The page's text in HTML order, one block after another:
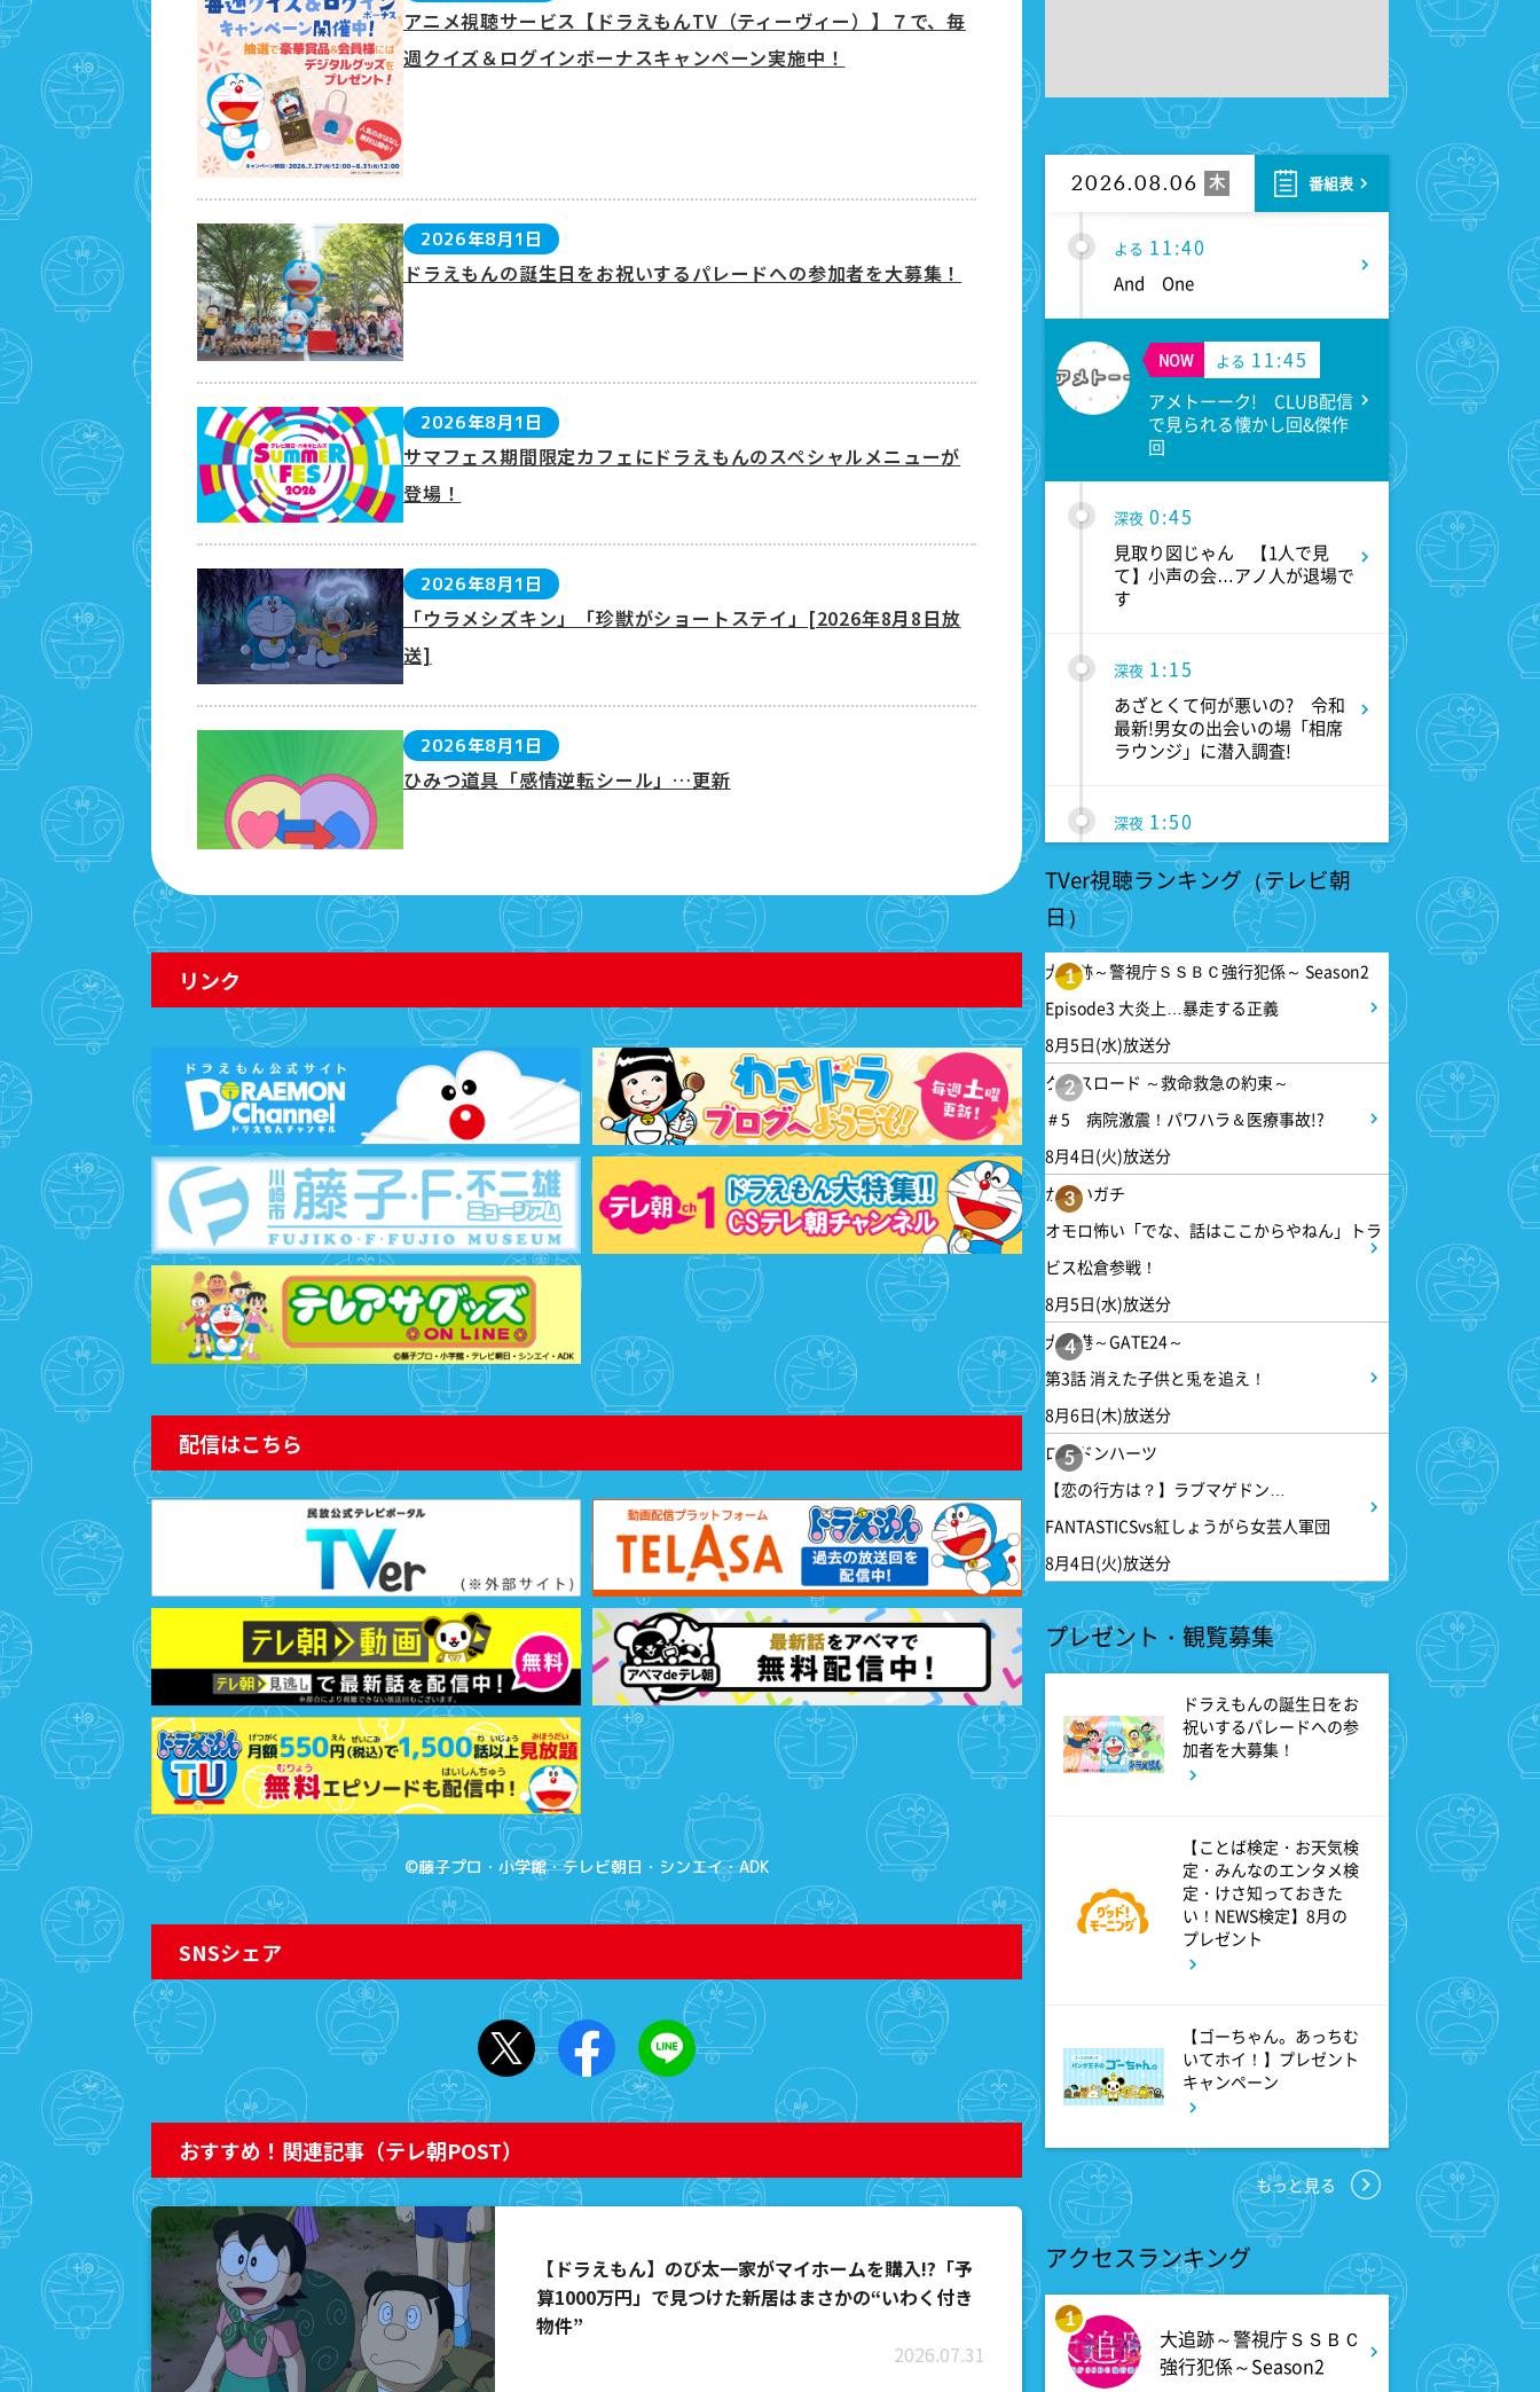
アニメ視聴サービス【ドラえもんTV（ティーヴィー）】７で、毎
週クイズ＆ログインボーナスキャンペーン実施中！
2026年8月1日
ドラえもんの誕生日をお祝いするパレードへの参加者を大募集！
2026年8月1日
サマフェス期間限定カフェにドラえもんのスペシャルメニューが
登場！
2026年8月1日
「ウラメシズキン」「珍獣がショートステイ」[2026年8月8日放
送]
2026年8月1日
ひみつ道具「感情逆転シール」…更新
今週から『ヒヤッと月間』がスタート！ プレゼント応募の詳細は
こちら
2026年7月25日
２０２７年春公開の映画ドラえもんシリーズ最新作は、『映画ド
ラえもん のび太の蒸気（じょうき）時間車』に決定！！
2026年7月25日
「大爆笑（ばくしょう）！？ヘンテコな肝（きも）だめし」「と
りよせバッグ」[2026年8月1日放送]
2026年7月18日
いよいよ本日開幕！ 『テレビ朝日・六本木ヒルズ ＳＵＭＭＥＲ
FES』のドラえもんエリアに遊びに来てね！
2026年7月18日
アニメ視聴サービス【ドラえもんTV（ティーヴィー）】７月のク
イズキャンペーン実施中！
2026年7月18日
タート！
2026年7月18日
「気まぐれカレンダー」「手にとり望遠鏡」[2026年7月25日放
送]
2026年7月18日
ひみつ道具「取捨選択機」…更新
リンク
配信はこちら
©藤子プロ・小学館・テレビ朝日・シンエイ・ADK
SNSシェア
おすすめ！関連記事（テレ朝POST）
【ドラえもん】のび太一家がマイホームを購入!?「予
算1000万円」で見つけた新居はまさかの“いわく付き
物件”
2026.07.31
2026.08.06 木 番組表
11:10
熱闘甲子園 涙は、強さにな
る。
よる 11:40
And One
NOW よる 11:45
アメトーーク! CLUB配信
で見られる懐かし回&傑作
回
深夜 0:45
見取り図じゃん 【1人で見
て】小声の会…アノ人が退場で
す
深夜 1:15
あざとくて何が悪いの? 令和
最新!男女の出会いの場「相席
ラウンジ」に潜入調査!
深夜 1:50
テレ朝サマフェスナビ
深夜
全力坂
深夜 1:57
FRUITS ZIPPERのNEW
KAWAIIってしてよ?
深夜 2:27
サクラミーツ 【強烈キャラ登
場】コロチキコント&オンリー
ワンミーツ完結編!!
深夜 2:52
EBiDAN熱中!朝までBUDDiiS
深夜 3:17
ドンデコルテ銀次と弱者たちの
鍋会 傑作選
深夜 3:37
バスケW杯まであと1年 あの
歓喜をもう一度
3:45
ショッピングなう
TVer視聴ランキング（テレビ朝
日）
1
大追跡～警視庁ＳＳＢＣ強行犯係～ Season2
Episode3 大炎上…暴走する正義
8月5日(水)放送分
2
クロスロード ～救命救急の約束～
＃5 病院激震！パワハラ＆医療事故!?
8月4日(火)放送分
3
かまいガチ
オモロ怖い「でな、話はここからやねん」トラ
ビス松倉参戦！
8月5日(水)放送分
4
大空港～GATE24～
第3話 消えた子供と兎を追え！
8月6日(木)放送分
5
ロンドンハーツ
【恋の行方は？】ラブマゲドン…
FANTASTICSvs紅しょうがら女芸人軍団
8月4日(火)放送分
プレゼント・観覧募集
ドラえもんの誕生日をお
祝いするパレードへの参
加者を大募集！
【ことば検定・お天気検
定・みんなのエンタメ検
定・けさ知っておきた
い！NEWS検定】8月の
プレゼント
【ゴーちゃん。あっちむ
いてホイ！】プレゼント
キャンペーン
もっと見る
アクセスランキング
1
大追跡～警視庁ＳＳＢＣ
強行犯係～Season2